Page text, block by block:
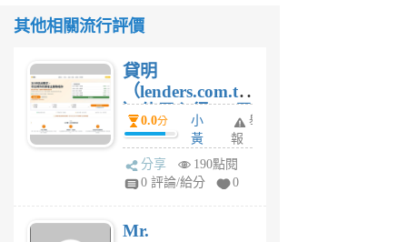
其他相關流行評價
貸明
（lenders.com.tw
）使用心得 — 民
間貸款比較平台
體驗
0.0分
小
黃
蜂
1
舉
報
分享
190點閱
0 評論/給分
0
Mr.